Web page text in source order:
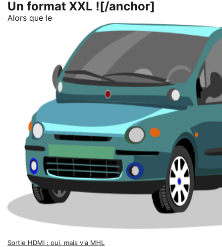
Un format XXL ![/anchor]
Alors que le
Sortie HDMI : oui, mais via MHL